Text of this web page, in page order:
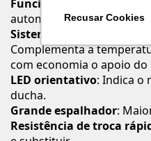
Recusar Cookies
Funcionamento
automaticamente ao
Sistema automático e
Complementa a
com economia o apoio do
LED orientativo: Indica o
ducha.
Grande espalhador:
Resistência de troca